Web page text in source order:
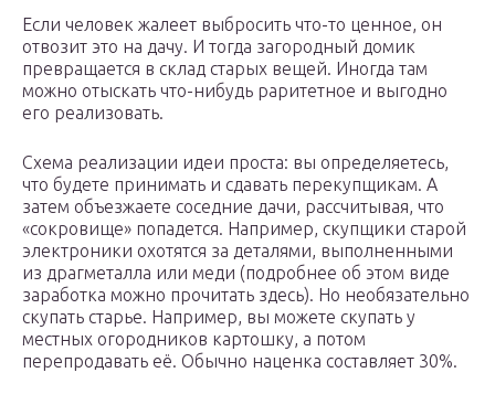
Если человек жалеет выбросить что-то ценное, он
отвозит это на дачу. И тогда загородный домик
превращается в склад старых вещей. Иногда там
можно отыскать что-нибудь раритетное и выгодно
его реализовать.
Схема реализации идеи проста: вы определяетесь,
что будете принимать и сдавать перекупщикам. А
затем объезжаете соседние дачи, рассчитывая, что
«сокровище» попадется. Например, скупщики старой
электроники охотятся за деталями, выполненными
из драгметалла или меди (подробнее об этом виде
заработка можно прочитать здесь). Но необязательно
скупать старье. Например, вы можете скупать у
местных огородников картошку, а потом
перепродавать её. Обычно наценка составляет 30%.